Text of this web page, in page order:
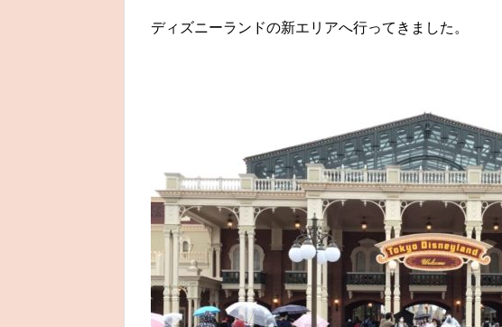
ディズニーランドの新エリアへ行ってきました。